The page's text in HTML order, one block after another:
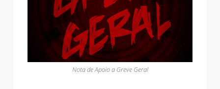
Nota de Apoio a Greve Geral